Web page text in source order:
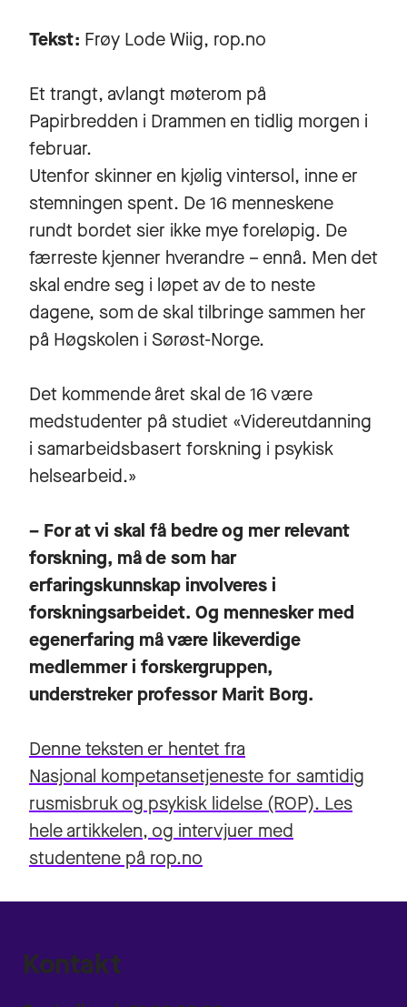
Tekst: Frøy Lode Wiig, rop.no
Et trangt, avlangt møterom på
Papirbredden i Drammen en tidlig morgen i
februar.
Utenfor skinner en kjølig vintersol, inne er
stemningen spent. De 16 menneskene
rundt bordet sier ikke mye foreløpig. De
færreste kjenner hverandre – ennå. Men det
skal endre seg i løpet av de to neste
dagene, som de skal tilbringe sammen her
på Høgskolen i Sørøst-Norge.
Det kommende året skal de 16 være
medstudenter på studiet «Videreutdanning
i samarbeidsbasert forskning i psykisk
helsearbeid.»
– For at vi skal få bedre og mer relevant
forskning, må de som har
erfaringskunnskap involveres i
forskningsarbeidet. Og mennesker med
egenerfaring må være likeverdige
medlemmer i forskergruppen,
understreker professor Marit Borg.
Denne teksten er hentet fra
Nasjonal kompetansetjeneste for samtidig
rusmisbruk og psykisk lidelse (ROP). Les
hele artikkelen, og intervjuer med
studentene på rop.no
Kontakt